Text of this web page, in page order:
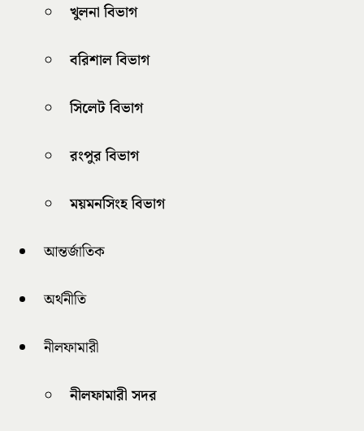
খুলনা বিভাগ
বরিশাল বিভাগ
সিলেট বিভাগ
রংপুর বিভাগ
ময়মনসিংহ বিভাগ
আন্তর্জাতিক
অর্থনীতি
নীলফামারী
নীলফামারী সদর